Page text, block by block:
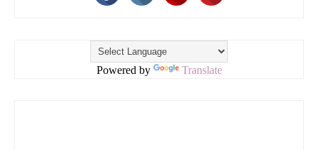
Powered by Translate